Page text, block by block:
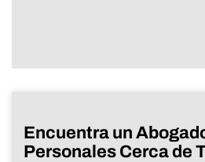
Encuentra un
Personales Cerca de